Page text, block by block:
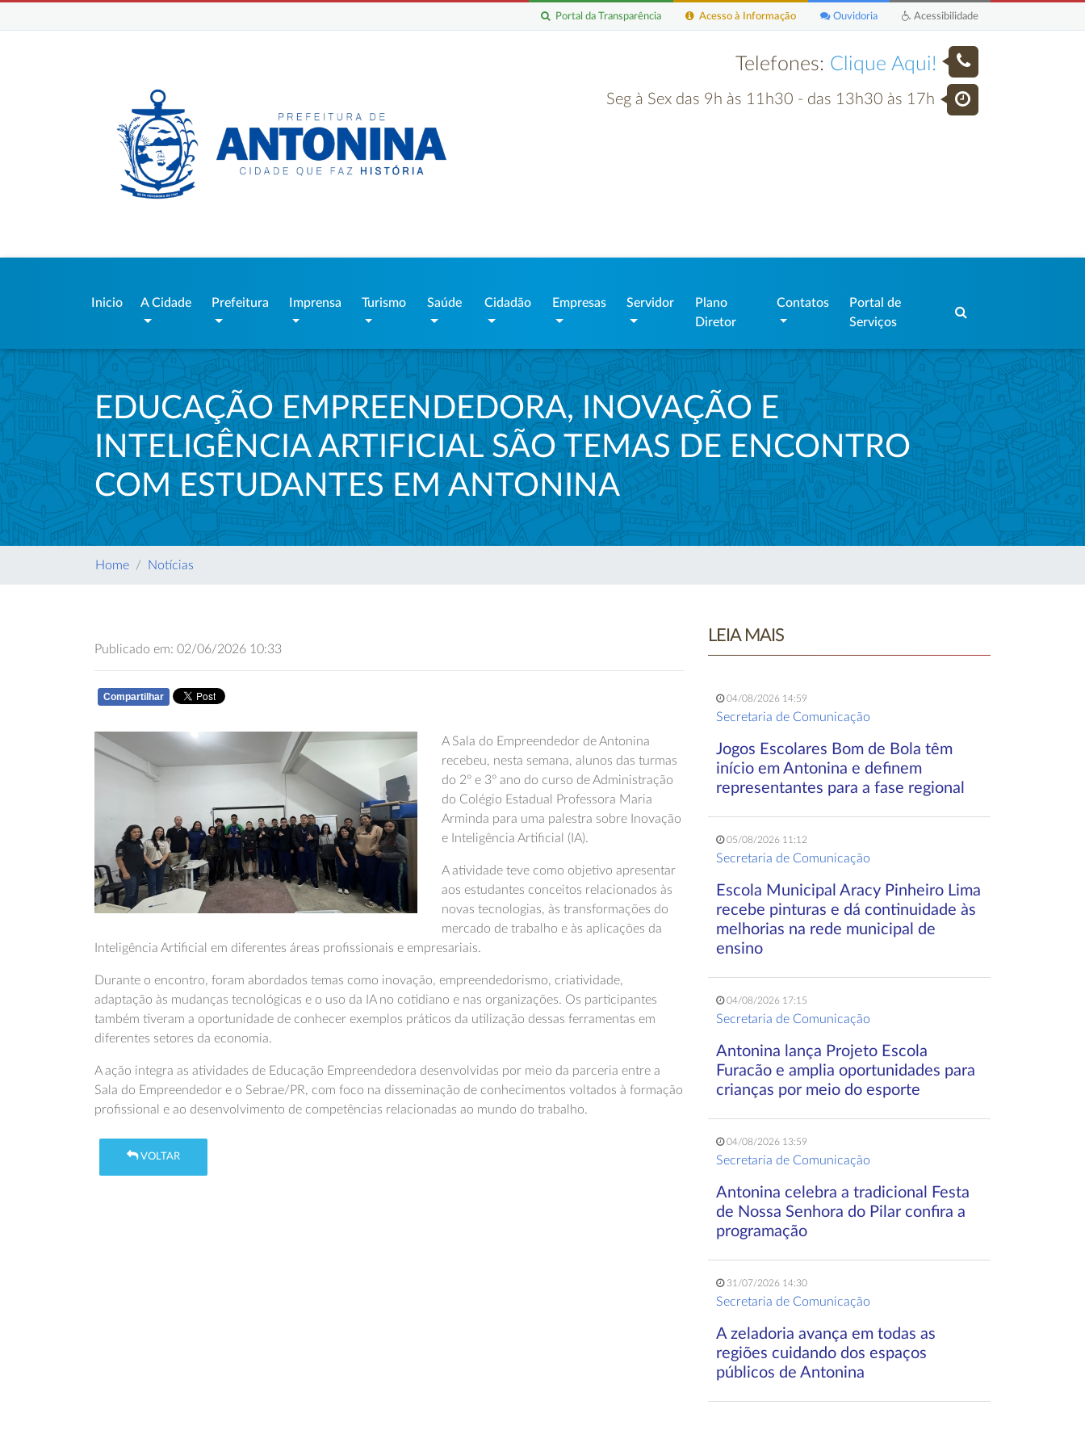
Acessibilidade
Ouvidoria
Acesso à Informação
Portal da Transparência
Telefones: Clique Aqui!
Seg à Sex das 9h às 11h30 - das 13h30 às 17h
Inicio A Cidade Prefeitura Imprensa Turismo Saúde Cidadão Empresas Servidor
Plano
Diretor
Contatos
Portal de
Serviços
EDUCAÇÃO EMPREENDEDORA, INOVAÇÃO E
INTELIGÊNCIA ARTIFICIAL SÃO TEMAS DE ENCONTRO
COM ESTUDANTES EM ANTONINA
Home Notícias
Publicado em: 02/06/2026 10:33
Compartilhar
A Sala do Empreendedor de Antonina
recebeu, nesta semana, alunos das turmas
do 2º e 3º ano do curso de Administração
do Colégio Estadual Professora Maria
Arminda para uma palestra sobre Inovação
e Inteligência Artificial (IA).
A atividade teve como objetivo apresentar
aos estudantes conceitos relacionados às
novas tecnologias, às transformações do
mercado de trabalho e às aplicações da
Inteligência Artificial em diferentes áreas profissionais e empresariais.
Durante o encontro, foram abordados temas como inovação, empreendedorismo, criatividade,
adaptação às mudanças tecnológicas e o uso da IA no cotidiano e nas organizações. Os participantes
também tiveram a oportunidade de conhecer exemplos práticos da utilização dessas ferramentas em
diferentes setores da economia.
A ação integra as atividades de Educação Empreendedora desenvolvidas por meio da parceria entre a
Sala do Empreendedor e o Sebrae/PR, com foco na disseminação de conhecimentos voltados à formação
profissional e ao desenvolvimento de competências relacionadas ao mundo do trabalho.
VOLTAR
LEIA MAIS
04/08/2026 14:59
Secretaria de Comunicação
Jogos Escolares Bom de Bola têm
início em Antonina e definem
representantes para a fase regional
05/08/2026 11:12
Secretaria de Comunicação
Escola Municipal Aracy Pinheiro Lima
recebe pinturas e dá continuidade às
melhorias na rede municipal de
ensino
04/08/2026 17:15
Secretaria de Comunicação
Antonina lança Projeto Escola
Furacão e amplia oportunidades para
crianças por meio do esporte
04/08/2026 13:59
Secretaria de Comunicação
Antonina celebra a tradicional Festa
de Nossa Senhora do Pilar confira a
programação
31/07/2026 14:30
Secretaria de Comunicação
A zeladoria avança em todas as
regiões cuidando dos espaços
públicos de Antonina